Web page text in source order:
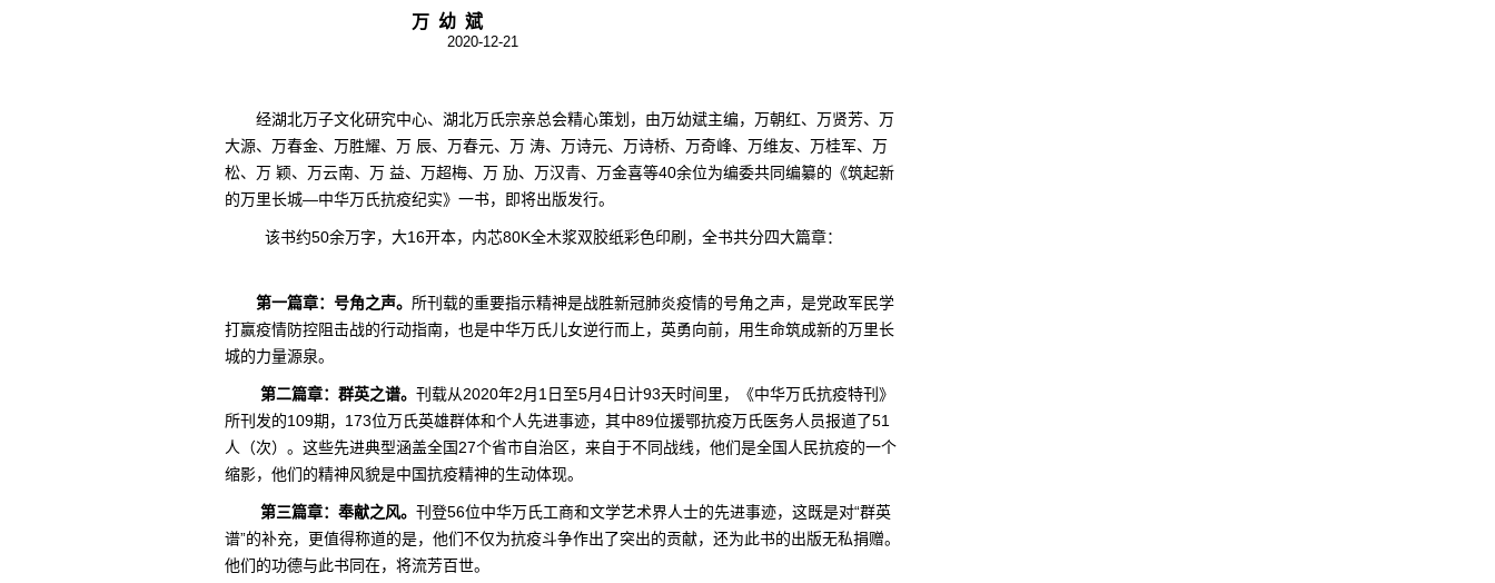
万 幼 斌
2020-12-21
经湖北万子文化研究中心、湖北万氏宗亲总会精心策划，由万幼斌主编，万朝红、万贤芳、万
大源、万春金、万胜耀、万 辰、万春元、万 涛、万诗元、万诗桥、万奇峰、万维友、万桂军、万
松、万 颖、万云南、万 益、万超梅、万 劢、万汉青、万金喜等40余位为编委共同编纂的《筑起新
的万里长城—中华万氏抗疫纪实》一书，即将出版发行。
该书约50余万字，大16开本，内芯80K全木浆双胶纸彩色印刷，全书共分四大篇章：
第一篇章：号角之声。 所刊载的重要指示精神是战胜新冠肺炎疫情的号角之声，是党政军民学
打赢疫情防控阻击战的行动指南，也是中华万氏儿女逆行而上，英勇向前，用生命筑成新的万里长
城的力量源泉。
第二篇章：群英之谱。 刊载从2020年2月1日至5月4日计93天时间里，《中华万氏抗疫特刊》
所刊发的109期，173位万氏英雄群体和个人先进事迹，其中89位援鄂抗疫万氏医务人员报道了51
人（次）。这些先进典型涵盖全国27个省市自治区，来自于不同战线，他们是全国人民抗疫的一个
缩影，他们的精神风貌是中国抗疫精神的生动体现。
第三篇章：奉献之风。 刊登56位中华万氏工商和文学艺术界人士的先进事迹，这既是对“群英
谱”的补充，更值得称道的是，他们不仅为抗疫斗争作出了突出的贡献，还为此书的出版无私捐赠。
他们的功德与此书同在，将流芳百世。